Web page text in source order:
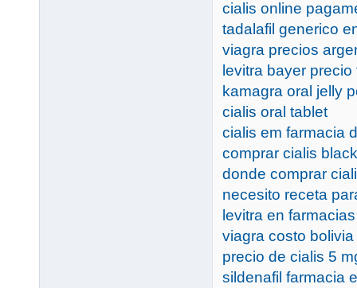
cialis online
tadalafil generico
viagra precios
levitra bayer precio
kamagra oral jelly
cialis oral tablet
cialis em farmacia
comprar cialis black
donde comprar
necesito receta
levitra en
viagra costo bolivia
precio de cialis 5
sildenafil farmacia